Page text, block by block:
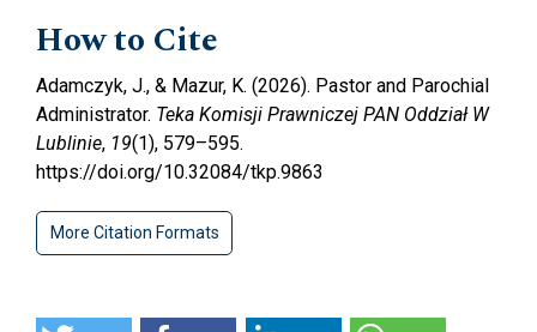
How to Cite
Adamczyk, J., & Mazur, K. (2026). Pastor and Parochial
Administrator. Teka Komisji Prawniczej PAN Oddział W
Lublinie, 19(1), 579–595.
https://doi.org/10.32084/tkp.9863
More Citation Formats